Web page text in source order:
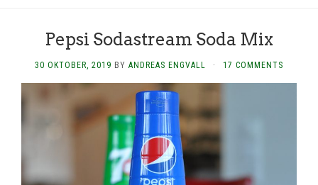
Pepsi Sodastream Soda Mix
30 OKTOBER, 2019 BY ANDREAS ENGVALL · 17 COMMENTS